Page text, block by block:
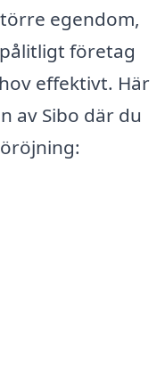
egendom,
företag
effektivt. Här
av Sibo där du